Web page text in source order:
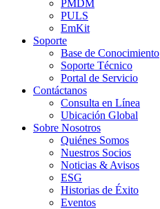
PMDM
PULS
EmKit
Soporte
Base de Conocimiento
Soporte Técnico
Portal de Servicio
Contáctanos
Consulta en Línea
Ubicación Global
Sobre Nosotros
Quiénes Somos
Nuestros Socios
Noticias & Avisos
ESG
Historias de Éxito
Eventos